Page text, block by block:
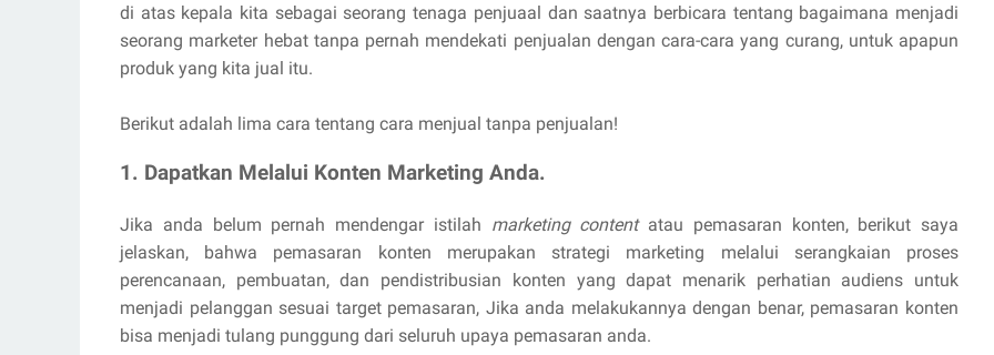
di atas kepala kita sebagai seorang tenaga penjuaal dan saatnya berbicara tentang bagaimana menjadi
seorang marketer hebat tanpa pernah mendekati penjualan dengan cara-cara yang curang, untuk apapun
produk yang kita jual itu.
Berikut adalah lima cara tentang cara menjual tanpa penjualan!
1. Dapatkan Melalui Konten Marketing Anda.
Jika anda belum pernah mendengar istilah marketing contentatau pemasaran konten, berikut saya
jelaskan, bahwa pemasaran konten merupakan strategi marketing melalui serangkaian proses
perencanaan, pembuatan, dan pendistribusian konten yang dapat menarik perhatian audiens untuk
menjadi pelanggan sesuai target pemasaran, Jika anda melakukannya dengan benar, pemasaran konten
bisa menjadi tulang punggung dari seluruh upaya pemasaran anda.